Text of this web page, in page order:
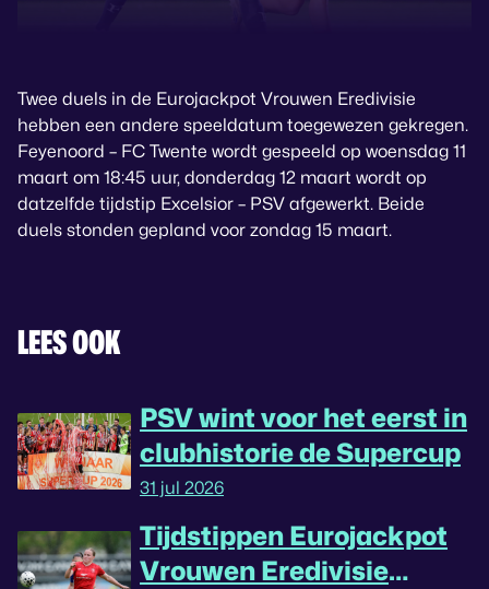
Twee duels in de Eurojackpot Vrouwen Eredivisie
hebben een andere speeldatum toegewezen gekregen.
Feyenoord – FC Twente wordt gespeeld op woensdag 11
maart om 18:45 uur, donderdag 12 maart wordt op
datzelfde tijdstip Excelsior – PSV afgewerkt. Beide
duels stonden gepland voor zondag 15 maart.
LEES OOK
PSV wint voor het eerst in
clubhistorie de Supercup
31 jul 2026
Tijdstippen Eurojackpot
Vrouwen Eredivisie